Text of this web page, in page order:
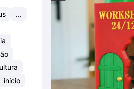
...
início